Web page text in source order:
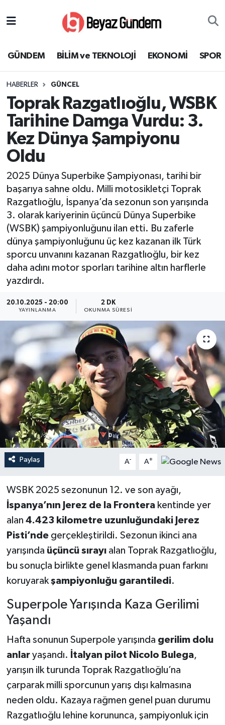
GÜNDEM BİLİM ve TEKNOLOJİ EKONOMİ SPOR
HABERLER GÜNCEL
Toprak Razgatlıoğlu, WSBK
Tarihine Damga Vurdu: 3.
Kez Dünya Şampiyonu
Oldu
2025 Dünya Superbike Şampiyonası, tarihi bir
başarıya sahne oldu. Milli motosikletçi Toprak
Razgatlıoğlu, İspanya’da sezonun son yarışında
3. olarak kariyerinin üçüncü Dünya Superbike
(WSBK) şampiyonluğunu ilan etti. Bu zaferle
dünya şampiyonluğunu üç kez kazanan ilk Türk
sporcu unvanını kazanan Razgatlıoğlu, bir kez
daha adını motor sporları tarihine altın harflerle
yazdırdı.
20.10.2025 - 20:00
YAYINLANMA
2 DK
OKUNMA SÜRESI
Paylaş A- A+
WSBK 2025 sezonunun 12. ve son ayağı,
İspanya’nın Jerez de la Fronterakentinde yer
alan 4.423 kilometre uzunluğundaki Jerez
Pisti’ndegerçekleştirildi. Sezonun ikinci ana
yarışında üçüncü sırayıalan Toprak Razgatlıoğlu,
bu sonuçla birlikte genel klasmanda puan farkını
koruyarak şampiyonluğu garantiledi.
Superpole Yarışında Kaza Gerilimi
Yaşandı
Hafta sonunun Superpole yarışında gerilim dolu
anlaryaşandı. İtalyan pilot Nicolo Bulega,
yarışın ilk turunda Toprak Razgatlıoğlu’na
çarparak milli sporcunun yarış dışı kalmasına
neden oldu. Kazaya rağmen genel puan durumu
Razgatlıoğlu lehine korununca, şampiyonluk için
EKONOMİ
SPOR
SAĞLIK
KÜLTÜR SANAT
MAGAZİN
YEREL
Süper Lig Puan Durumu ve Fikstür
Tüm Manşetler
Son Dakika Haberleri